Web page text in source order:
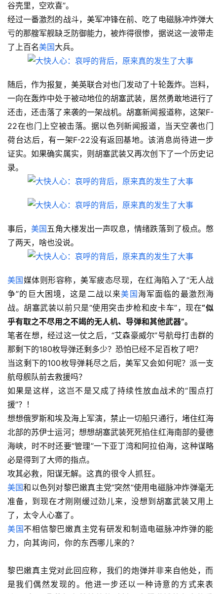
谷壳里，空欢喜”。
经过一番激烈的战斗，美军冲锋在前、吃了电磁脉冲炸弹大
亏的那艘军舰缺乏防御能力，被炸得很惨，据说这一波带走
了上百名美国大兵。
随后，作为报复，美英联合对也门发动了十轮轰炸。岂料，
一向在轰炸中处于被动地位的胡塞武装，居然勇敢地进行了
还击，还击落了来袭的一架战机。胡塞新闻报道称，这架F-
22在也门上空被击落。据以色列新闻报道，当天空袭也门
荷台达后，有一架F-22没有返回基地。该消息尚待进一步
证实。如果确实属实，则胡塞武装又再次创下了一个历史记
录。
事后，美国五角大楼发出一声叹息，情绪跌落到了极点。憋
了两天，啥也没说。
美国媒体则形容称，美军疲态尽现，在红海陷入了“无人战
争”的巨大困境，这是二战以来美国 海军面临的最激烈海
战。胡塞武装以前只是“使用突击步枪和皮卡车”，现在“似
乎有取之不尽用之不竭的无人机、导弹和其他武器”。
笔者在想，经过这一仗之后，“艾森豪威尔”号航母打击群的
那剩下的180枚导弹还剩多少？恐怕已经不足百枚了吧？
当这剩下的100枚导弹耗尽之后，美军又会如何呢？派一支
航母舰队前去救援吗？
如果是这样，这岂不是又成了持续性放血战术的“围点打
援”？！
想想俄罗斯和埃及海上军演，禁止一切船只通行，堵住红海
北部的苏伊士运河；想想胡塞武装死死掐住红海南部的曼德
海峡，时不时还要“管理”一下亚丁湾和阿拉伯海，这种谋略
必是得到了大师的指点。
攻其必救，阳谋无解。 这真的很令人抓狂。
美国和以色列对黎巴嫩真主党“突然”使用电磁脉冲炸弹毫无
准备，到现在才刚刚缓过劲儿来，没想到胡塞武装又用上
了，太令人心塞了。
美国不相信黎巴嫩真主党有研发和制造电磁脉冲炸弹的能
力，向其询问，你的东西哪儿来的？
黎巴嫩真主党对此回应称， 我们的炮弹并非来自他处，而
是我们偶然发现的。他进一步还以一种诗意的方式来表